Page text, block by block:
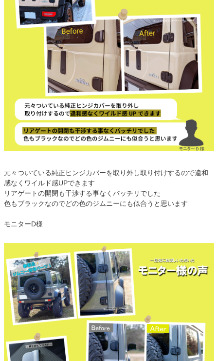
元々ついている純正ヒンジカバーを取り外し取り付けするので違和
感なくワイルド感UPできます
リアゲートの開閉も干渉する事なくバッチリでした
色もブラックなのでどの色のジムニーにも似合うと思います
モニターD様